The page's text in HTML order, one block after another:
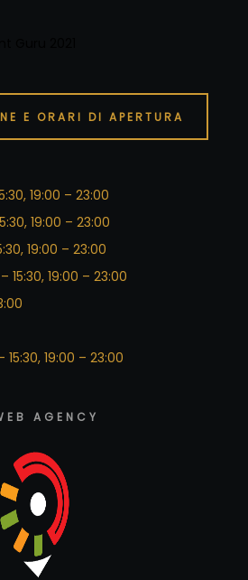
E ORARI DI APERTURA
19:00 – 23:00
19:00 – 23:00
19:00 – 23:00
15:30, 19:00 – 23:00
19:00 – 23:00
AGENCY